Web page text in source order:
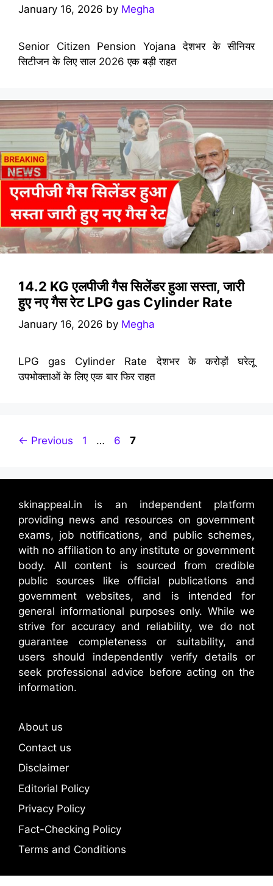
January 16, 2026 by Megha
Senior Citizen Pension Yojana देशभर के सीनियर
सिटीजन के लिए साल 2026 एक बड़ी राहत
14.2 KG एलपीजी गैस सिलेंडर हुआ सस्ता, जारी
हुए नए गैस रेट LPG gas Cylinder Rate
January 16, 2026 by Megha
LPG gas Cylinder Rate देशभर के करोड़ों घरेलू
उपभोक्ताओं के लिए एक बार फिर राहत
← Previous Page
1 … Page
6 Page
7
skinappeal.in is an independent platform
providing news and resources on government
exams, job notifications, and public schemes,
with no affiliation to any institute or government
body. All content is sourced from credible
public sources like official publications and
government websites, and is intended for
general informational purposes only. While we
strive for accuracy and reliability, we do not
guarantee completeness or suitability, and
users should independently verify details or
seek professional advice before acting on the
information.
About us
Contact us
Disclaimer
Editorial Policy
Privacy Policy
Fact-Checking Policy
Terms and Conditions